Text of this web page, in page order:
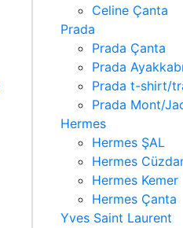
Celine Çanta
Prada
Prada Çanta
Prada Ayakkabı
Prada t-shirt/
Prada Mont/
Hermes
Hermes ŞAL
Hermes
Hermes Kemer
Hermes Çanta
Yves Saint Laurent